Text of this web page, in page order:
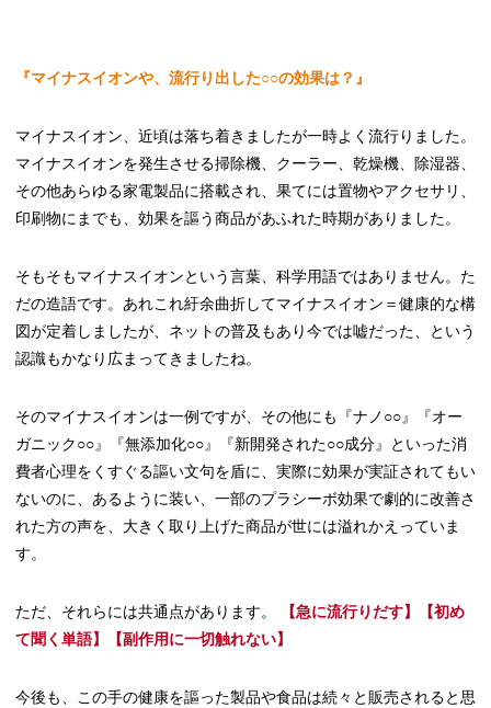
『マイナスイオンや、流行り出した○○の効果は？』
マイナスイオン、近頃は落ち着きましたが一時よく流行りました。
マイナスイオンを発生させる掃除機、クーラー、乾燥機、除湿器、
その他あらゆる家電製品に搭載され、果てには置物やアクセサリ、
印刷物にまでも、効果を謳う商品があふれた時期がありました。
そもそもマイナスイオンという言葉、科学用語ではありません。た
だの造語です。あれこれ紆余曲折してマイナスイオン＝健康的な構
図が定着しましたが、ネットの普及もあり今では嘘だった、という
認識もかなり広まってきましたね。
そのマイナスイオンは一例ですが、その他にも『ナノ○○』『オー
ガニック○○』『無添加化○○』『新開発された○○成分』といった消
費者心理をくすぐる謳い文句を盾に、実際に効果が実証されてもい
ないのに、あるように装い、一部のプラシーボ効果で劇的に改善さ
れた方の声を、大きく取り上げた商品が世には溢れかえっていま
す。
ただ、それらには共通点があります。
【急に流行りだす】【初め
て聞く単語】【副作用に一切触れない】
今後も、この手の健康を謳った製品や食品は続々と販売されると思